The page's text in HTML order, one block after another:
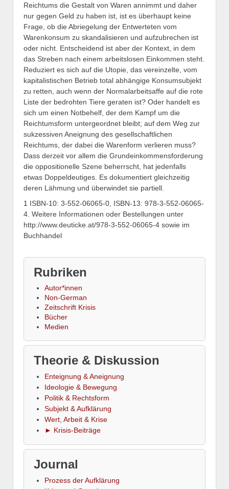
Reichtums die Gestalt von Waren annimmt und daher
nur gegen Geld zu haben ist, ist es überhaupt keine
Frage, ob die Abriegelung der Entwerteten vom
Warenkonsum zu skandalisieren und aufzubrechen ist
oder nicht. Entscheidend ist aber der Kontext, in dem
das Streben nach einem arbeitslosen Einkommen steht.
Reduziert es sich auf die Utopie, das vereinzelte, vom
kapitalistischen Betrieb total abhängige Konsumsubjekt
zu retten, auch wenn der Normalarbeitsaffe auf die rote
Liste der bedrohten Tiere geraten ist? Oder handelt es
sich um einen Notbehelf, der dem Kampf um die
Reichtumsform untergeordnet bleibt; auf dem Weg zur
sukzessiven Aneignung des gesellschaftlichen
Reichtums, der dabei die Warenform verlieren muss?
Dass derzeit vor allem die Grundeinkommensforderung
die oppositionelle Szene beherrscht, hat jedenfalls
etwas Doppeldeutiges. Es dokumentiert gleichzeitig
deren Lähmung und überwindet sie partiell.
1 ISBN-10: 3-552-06065-0, ISBN-13: 978-3-552-06065-
4. Weitere Informationen oder Bestellungen unter
http://www.deuticke.at/978-3-552-06065-4 sowie im
Buchhandel
Rubriken
Autor*innen
Non-German
Zeitschrift Krisis
Bücher
Medien
Theorie & Diskussion
Enteignung & Aneignung
Ideologie & Bewegung
Politik & Rechtsform
Subjekt & Aufklärung
Wert, Arbeit & Krise
► Krisis-Beiträge
Journal
Prozess der Aufklärung